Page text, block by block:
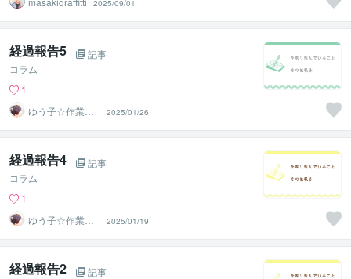
2025/09/01
経過報告5
記事
コラム
1
ゆう子☆作業療
法士＆ライフコ
ーチ
2025/01/26
経過報告4
記事
コラム
1
ゆう子☆作業療
法士＆ライフコ
ーチ
2025/01/19
経過報告2
記事